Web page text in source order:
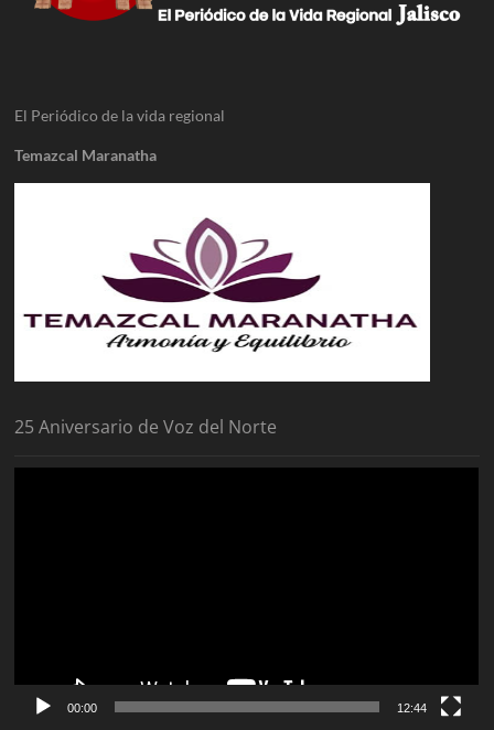
El Periódico de la vida regional
Temazcal Maranatha
25 Aniversario de Voz del Norte
00:00 12:44